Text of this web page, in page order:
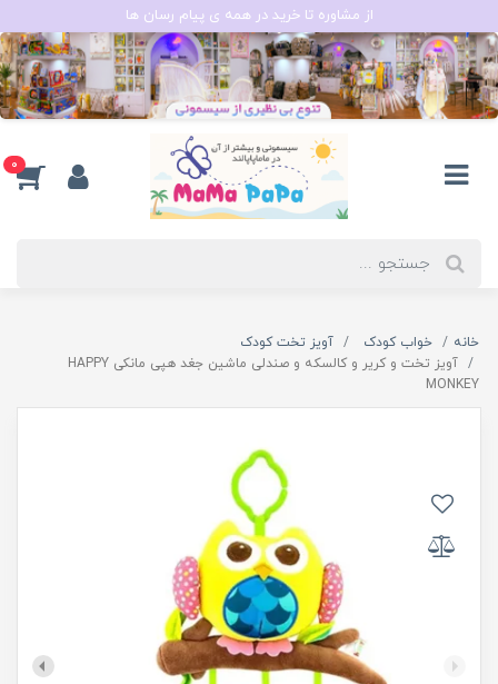
از مشاوره تا خرید در همه ی پیام رسان ها
0
خانه خواب کودک
آویز تخت کودک
آویز تخت و کریر و کالسکه و صندلی ماشین جغد هپی مانکی HAPPY
MONKEY